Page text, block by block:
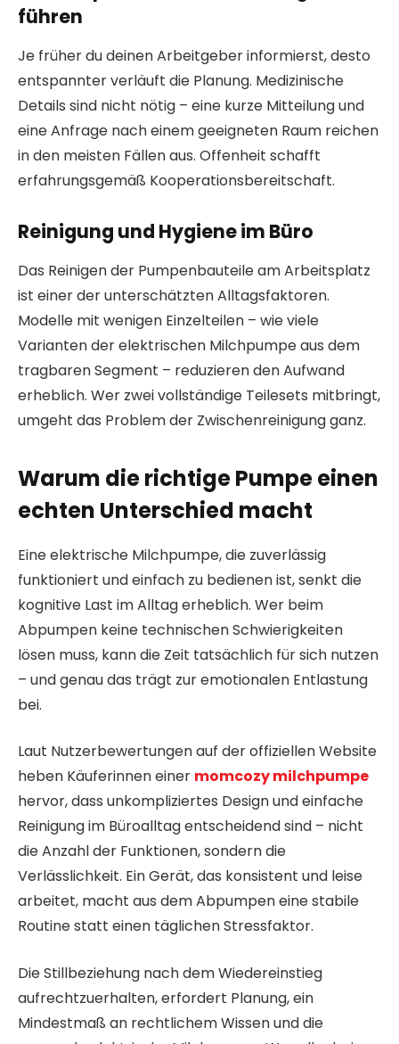
führen
Je früher du deinen Arbeitgeber informierst, desto
entspannter verläuft die Planung. Medizinische
Details sind nicht nötig – eine kurze Mitteilung und
eine Anfrage nach einem geeigneten Raum reichen
in den meisten Fällen aus. Offenheit schafft
erfahrungsgemäß Kooperationsbereitschaft.
Reinigung und Hygiene im Büro
Das Reinigen der Pumpenbauteile am Arbeitsplatz
ist einer der unterschätzten Alltagsfaktoren.
Modelle mit wenigen Einzelteilen – wie viele
Varianten der elektrischen Milchpumpe aus dem
tragbaren Segment – reduzieren den Aufwand
erheblich. Wer zwei vollständige Teilesets mitbringt,
umgeht das Problem der Zwischenreinigung ganz.
Warum die richtige Pumpe einen
echten Unterschied macht
Eine elektrische Milchpumpe, die zuverlässig
funktioniert und einfach zu bedienen ist, senkt die
kognitive Last im Alltag erheblich. Wer beim
Abpumpen keine technischen Schwierigkeiten
lösen muss, kann die Zeit tatsächlich für sich nutzen
– und genau das trägt zur emotionalen Entlastung
bei.
Laut Nutzerbewertungen auf der offiziellen Website
heben Käuferinnen einer momcozy milchpumpe
hervor, dass unkompliziertes Design und einfache
Reinigung im Büroalltag entscheidend sind – nicht
die Anzahl der Funktionen, sondern die
Verlässlichkeit. Ein Gerät, das konsistent und leise
arbeitet, macht aus dem Abpumpen eine stabile
Routine statt einen täglichen Stressfaktor.
Die Stillbeziehung nach dem Wiedereinstieg
aufrechtzuerhalten, erfordert Planung, ein
Mindestmaß an rechtlichem Wissen und die